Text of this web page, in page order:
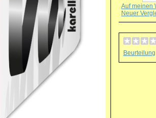
Auf meinen
Neuer
Beurteilung